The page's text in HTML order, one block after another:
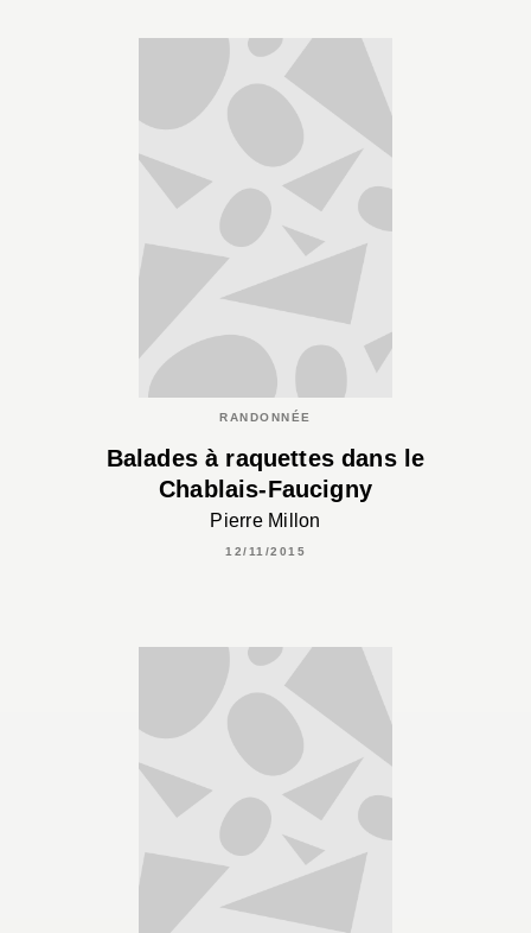
RANDONNÉE
Balades à raquettes dans le
Chablais-Faucigny
Pierre Millon
12/11/2015